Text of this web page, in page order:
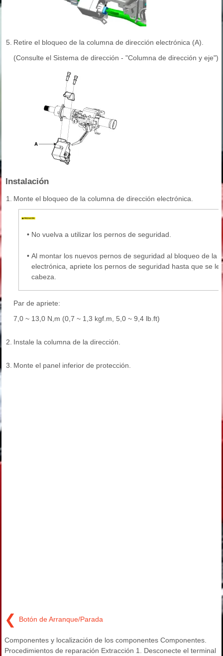
5. Retire el bloqueo de la columna de dirección electrónica (A).
(Consulte el Sistema de dirección - "Columna de dirección y eje")
Instalación
1. Monte el bloqueo de la columna de dirección electrónica.
• No vuelva a utilizar los pernos de seguridad.
• Al montar los nuevos pernos de seguridad al bloqueo de la
electrónica, apriete los pernos de seguridad hasta que se
cabeza.
Par de apriete:
7,0 ~ 13,0 N,m (0,7 ~ 1,3 kgf.m, 5,0 ~ 9,4 lb.ft)
2. Instale la columna de la dirección.
3. Monte el panel inferior de protección.
❮ Botón de Arranque/Parada
Componentes y localización de los componentes Componentes.
Procedimientos de reparación Extracción 1. Desconecte el terminal